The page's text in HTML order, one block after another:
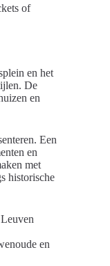
of
en het
De
en
Een
en
met
historische
en